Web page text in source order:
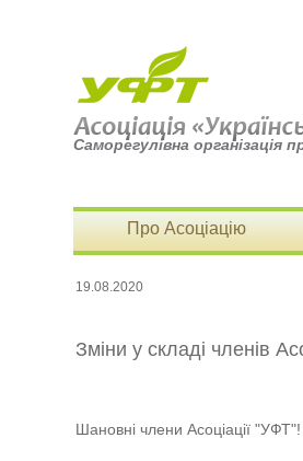
Саморегулівна організація
Про Асоціацію
19.08.2020
Зміни у складі членів
Шановні члени Асоціації "УФТ"!